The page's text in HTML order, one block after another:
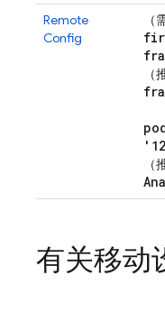
Remote
Config
（
（
'12
（
有关移动